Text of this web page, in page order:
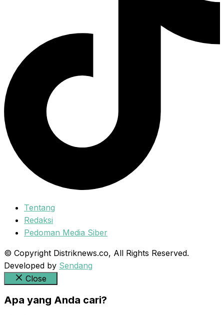
Tentang
Redaksi
Pedoman Media Siber
© Copyright Distriknews.co, All Rights Reserved.
Developed by Sendang
Close
Apa yang Anda cari?